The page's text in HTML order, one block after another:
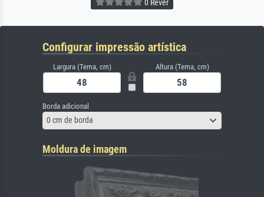
0 Rever
Configurar impressão artística
Largura (Tema, cm) Altura (Tema, cm)
Borda adicional
0 cm de borda
Moldura de imagem